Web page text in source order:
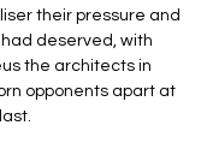
their pressure and
deserved, with
the architects in
opponents apart at
last.